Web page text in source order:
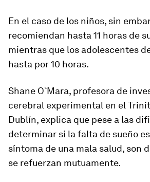
En el caso de los niños, sin
recomiendan hasta 11 horas de
mientras que los adolescentes
hasta por 10 horas.
Shane O`Mara, profesora de
cerebral experimental en el
Dublín, explica que pese a las
determinar si la falta de sueño
síntoma de una mala salud, son
se refuerzan mutuamente.